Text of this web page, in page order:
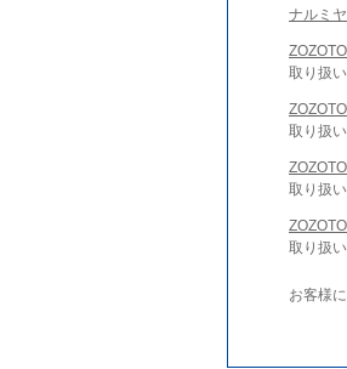
ナルミ
取り扱
取り扱
取り扱
取り扱
お客様